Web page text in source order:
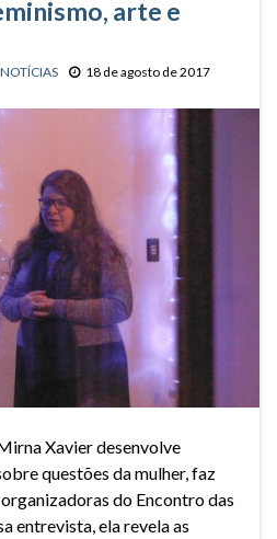
arte e
NOTÍCIAS 18 de agosto de 2017
Xavier desenvolve
questões da mulher, faz
do Encontro das
entrevista, ela revela as